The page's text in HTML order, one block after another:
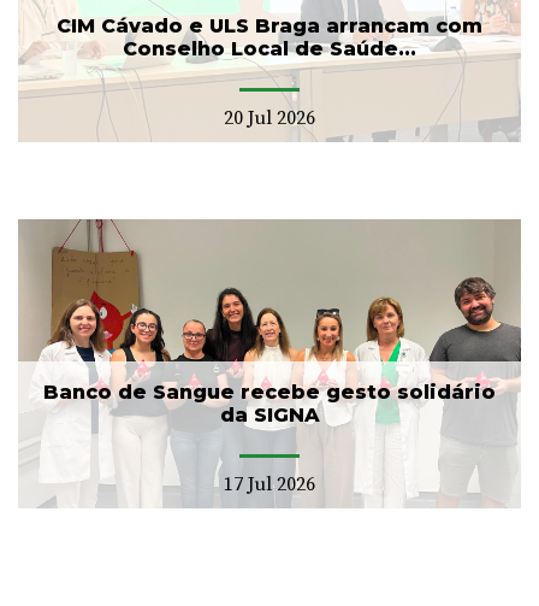
CIM Cávado e ULS Braga arrancam com
Conselho Local de Saúde...
20 Jul 2026
Banco de Sangue recebe gesto solidário
da SIGNA
17 Jul 2026